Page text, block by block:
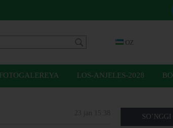
OZ
FOTOGALEREYA LOS-ANJELES-2028